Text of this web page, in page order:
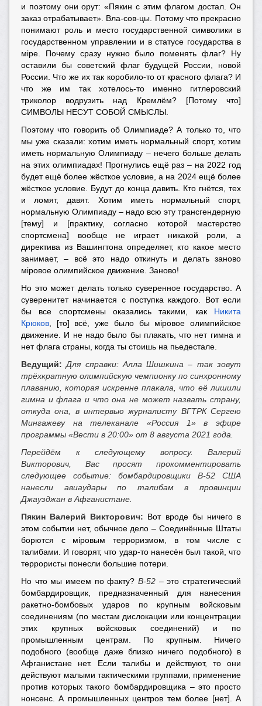
и поэтому они орут: «Пякин с этим флагом достал. Он
заказ отрабатывает». Вла-сов-цы. Потому что прекрасно
понимают роль и место государственной символики в
государственном управлении и в статусе государства в
мiре. Почему сразу нужно было поменять флаг? Ну
оставили бы советский флаг будущей России, новой
России. Что же их так коробило-то от красного флага? И
что же им так хотелось-то именно гитлеровский
триколор водрузить над Кремлём? [Потому что]
СИМВОЛЫ НЕСУТ СОБОЙ СМЫСЛЫ.
Поэтому что говорить об Олимпиаде? А только то, что
мы уже сказали: хотим иметь нормальный спорт, хотим
иметь нормальную Олимпиаду – нечего больше делать
на этих олимпиадах! Прогнулись ещё раз – на 2022 год
будет ещё более жёсткое условие, а на 2024 ещё более
жёсткое условие. Будут до конца давить. Кто гнётся, тех
и ломят, давят. Хотим иметь нормальный спорт,
нормальную Олимпиаду – надо всю эту трансгендерную
[тему] и [практику, согласно которой мастерство
спортсмена] вообще не играет никакой роли, а
директива из Вашингтона определяет, кто какое место
занимает, – всё это надо откинуть и делать заново
мiровое олимпийское движение. Заново!
Но это может делать только суверенное государство. А
суверенитет начинается с поступка каждого. Вот если
бы все спортсмены оказались такими, как Никита
Крюков , [то] всё, уже было бы мiровое олимпийское
движение. И не надо было бы плакать, что нет гимна и
нет флага страны, когда ты стоишь на пьедестале.
Ведущий: Для справки: Алла Шишкина– так зовут
трёхкратную олимпийскую чемпионку по синхронному
плаванию, которая искренне плакала, что её лишили
гимна и флага и что она не может назвать страну,
откуда она, в интервью журналисту ВГТРК Сергею
Мингажеву на телеканале «Россия 1» в эфире
программы «Вести в 20:00» от 8 августа 2021 года.
Перейдём к следующему вопросу. Валерий
Викторович, Вас просят прокомментировать
следующее событие: бомбардировщики B-52 США
нанесли авиаудары по талибам в провинции
Джаузджан в Афганистане.
Пякин Валерий Викторович: Вот вроде бы ничего в
этом событии нет, обычное дело – Соединённые Штаты
борются с мiровым терроризмом, в том числе с
талибами. И говорят, что удар-то нанесён был такой, что
террористы понесли большие потери.
Но что мы имеем по факту? B-52 – это стратегический
бомбардировщик, предназначенный для нанесения
ракетно-бомбовых ударов по крупным войсковым
соединениям (по местам дислокации или концентрации
этих крупных войсковых соединений) и по
промышленным центрам. По крупным. Ничего
подобного (вообще даже близко ничего подобного) в
Афганистане нет. Если талибы и действуют, то они
действуют малыми тактическими группами, применение
против которых такого бомбардировщика – это просто
нонсенс. А промышленных центров тем более [нет]. А